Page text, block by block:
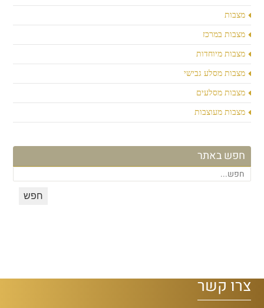
מצבות
מצבות במרכז
מצבות מיוחדות
מצבות מסלע גבישי
מצבות מסלעים
מצבות מעוצבות
חפש באתר
צרו קשר